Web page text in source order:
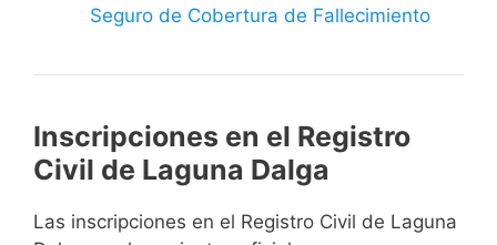
Seguro de Cobertura de Fallecimiento
Inscripciones en el Registro
Civil de Laguna Dalga
Las inscripciones en el Registro Civil de Laguna